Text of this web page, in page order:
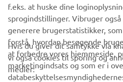
VIRKSOMHED
f.eks. at huske dine
sprogindstillinger. Vibruger
generere brugerstatistikker,
forstå, hvordan besøgende
at forbedre vores hjemmeside,
marketingindsats og som er i
Hvis du giver dit samtykke via
vi også cookies til sporing og
medier: